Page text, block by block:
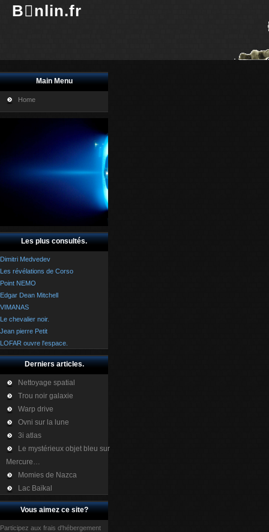
Bnlin.fr
Main Menu
Home
Les plus consultés.
Dimitri Medvedev
Les révélations de Corso
Point NEMO
Edgar Dean Mitchell
VIMANAS
Le chevalier noir.
Jean pierre Petit
LOFAR ouvre l'espace.
Derniers articles.
Nettoyage spatial
Trou noir galaxie
Warp drive
Ovni sur la lune
3i atlas
Le mystérieux objet bleu sur
Mercure…
Momies de Nazca
Lac Baïkal
Vous aimez ce site?
Participez aux frais d'hébergement